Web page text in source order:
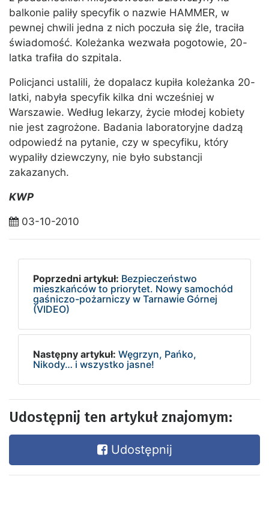
balkonie paliły specyfik o nazwie HAMMER, w
pewnej chwili jedna z nich poczuła się źle, traciła
świadomość. Koleżanka wezwała pogotowie, 20-
latka trafiła do szpitala.
Policjanci ustalili, że dopalacz kupiła koleżanka 20-
latki, nabyła specyfik kilka dni wcześniej w
Warszawie. Według lekarzy, życie młodej kobiety
nie jest zagrożone. Badania laboratoryjne dadzą
odpowiedź na pytanie, czy w specyfiku, który
wypaliły dziewczyny, nie było substancji
zakazanych.
KWP
03-10-2010
Poprzedni artykuł: Bezpieczeństwo
mieszkańców to priorytet. Nowy samochód
gaśniczo-pożarniczy w Tarnawie Górnej
(VIDEO)
Następny artykuł: Węgrzyn, Pańko,
Nikody… i wszystko jasne!
Udostępnij ten artykuł znajomym:
Udostępnij